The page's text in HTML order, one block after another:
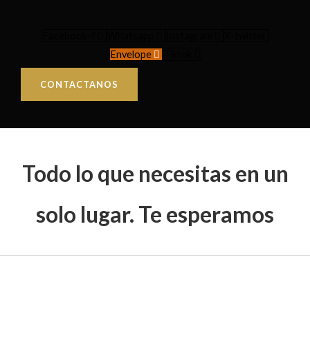
Envelope
CONTACTANOS
Todo lo que necesitas en un
solo lugar. Te esperamos